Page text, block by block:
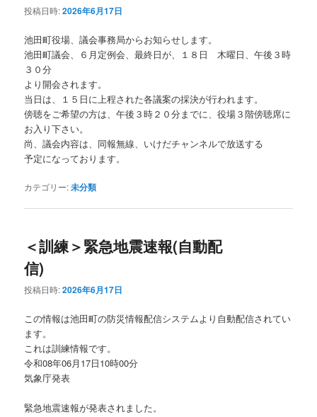
投稿日時:2026年6月17日
池田町役場、議会事務局からお知らせします。
池田町議会、６月定例会、最終日が、１８日 木曜日、午後３時
３０分
より開会されます。
当日は、１５日に上程された各議案の採決が行われます。
傍聴をご希望の方は、午後３時２０分までに、役場３階傍聴席に
お入り下さい。
尚、議会内容は、同報無線、いけだチャンネルで放送する
予定になっております。
カテゴリー:未分類
＜訓練＞緊急地震速報(自動配
信)
投稿日時:2026年6月17日
この情報は池田町の防災情報配信システムより自動配信されてい
ます。
これは訓練情報です。
令和08年06月17日10時00分
気象庁発表
緊急地震速報が発表されました。